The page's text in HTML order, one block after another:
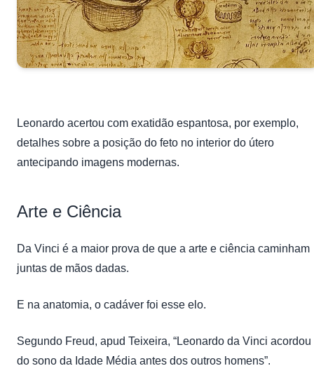
Leonardo acertou com exatidão espantosa, por exemplo,
detalhes sobre a posição do feto no interior do útero
antecipando imagens modernas.
Arte e Ciência
Da Vinci é a maior prova de que a arte e ciência caminham
juntas de mãos dadas.
E na anatomia, o cadáver foi esse elo.
Segundo Freud, apud Teixeira, “Leonardo da Vinci acordou
do sono da Idade Média antes dos outros homens”.